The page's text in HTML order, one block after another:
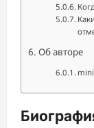
Об авторе